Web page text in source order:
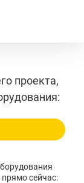
проекта,
сейчас: